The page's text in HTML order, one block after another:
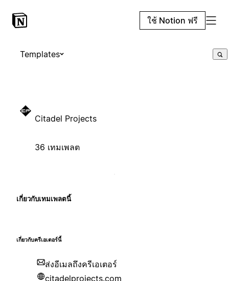
ใช้ Notion ฟรี
Templates
Citadel Projects
36 เทมเพลต
เกี่ยวกับเทมเพลตนี้
เกี่ยวกับครีเอเตอร์นี้
ส่งอีเมลถึงครีเอเตอร์
citadelprojects.com